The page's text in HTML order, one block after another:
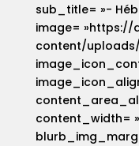
sub_title= »-
image= »https://
content/
content_width=